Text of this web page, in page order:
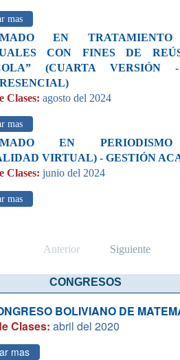
mas
EN
CON FINES DE
(CUARTA VERSIÓN
Clases: agosto del 2024
mas
EN
VIRTUAL) - GESTIÓN
Clases: junio del 2024
mas
Anterior Siguiente
CONGRESOS
BOLIVIANO DE
Clases: abril del 2020
mas